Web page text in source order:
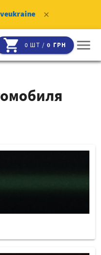
clear
shopping_cart 0 ШТ /0 ГРН menu